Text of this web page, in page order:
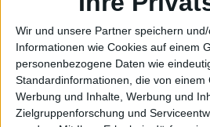
Wir und unsere Partner speichern
Informationen wie Cookies auf einem
personenbezogene Daten wie
Standardinformationen, die von
Werbung und Inhalte, Werbung und
Zielgruppenforschung und